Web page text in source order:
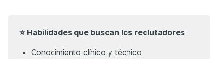
⭐ Habilidades que buscan los reclutadores
Conocimiento clínico y técnico